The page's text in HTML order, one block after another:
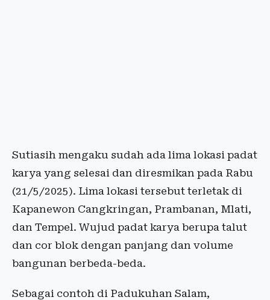
Sutiasih mengaku sudah ada lima lokasi padat
karya yang selesai dan diresmikan pada Rabu
(21/5/2025). Lima lokasi tersebut terletak di
Kapanewon Cangkringan, Prambanan, Mlati,
dan Tempel. Wujud padat karya berupa talut
dan cor blok dengan panjang dan volume
bangunan berbeda-beda.
Sebagai contoh di Padukuhan Salam,